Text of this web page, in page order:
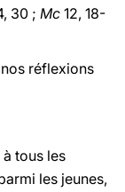
30 ; Mc 12, 18-
réflexions
tous les
les jeunes,